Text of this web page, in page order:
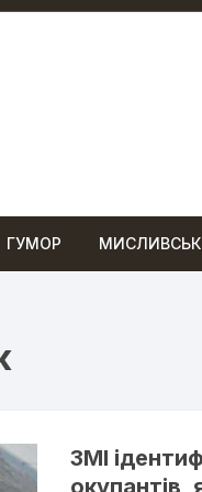
ГУМОР
ЗМІ
окупантів,